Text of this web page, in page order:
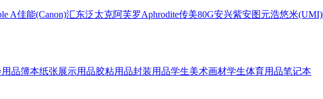
A佳能(Canon)汇东泛太克阿芙罗Aphrodite传美80G安兴紫安图元浩悠米(UMI)
品簿本纸张展示用品胶粘用品封装用品学生美术画材学生体育用品笔记本